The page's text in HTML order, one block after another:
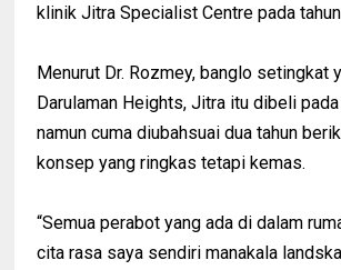
klinik Jitra Specialist Centre pada
Menurut Dr. Rozmey, banglo setingkat
Darulaman Heights, Jitra itu dibeli
namun cuma diubahsuai dua tahun
konsep yang ringkas tetapi kemas.
“Semua perabot yang ada di dalam
cita rasa saya sendiri manakala